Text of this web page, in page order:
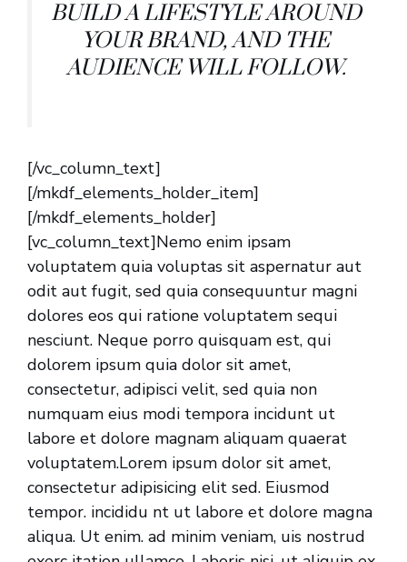
BUILD A LIFESTYLE AROUND
YOUR BRAND, AND THE
AUDIENCE WILL FOLLOW.
[/vc_column_text]
[/mkdf_elements_holder_item]
[/mkdf_elements_holder]
[vc_column_text]Nemo enim ipsam
voluptatem quia voluptas sit aspernatur aut
odit aut fugit, sed quia consequuntur magni
dolores eos qui ratione voluptatem sequi
nesciunt. Neque porro quisquam est, qui
dolorem ipsum quia dolor sit amet,
consectetur, adipisci velit, sed quia non
numquam eius modi tempora incidunt ut
labore et dolore magnam aliquam quaerat
voluptatem.Lorem ipsum dolor sit amet,
consectetur adipisicing elit sed. Eiusmod
tempor. incididu nt ut labore et dolore magna
aliqua. Ut enim. ad minim veniam, uis nostrud